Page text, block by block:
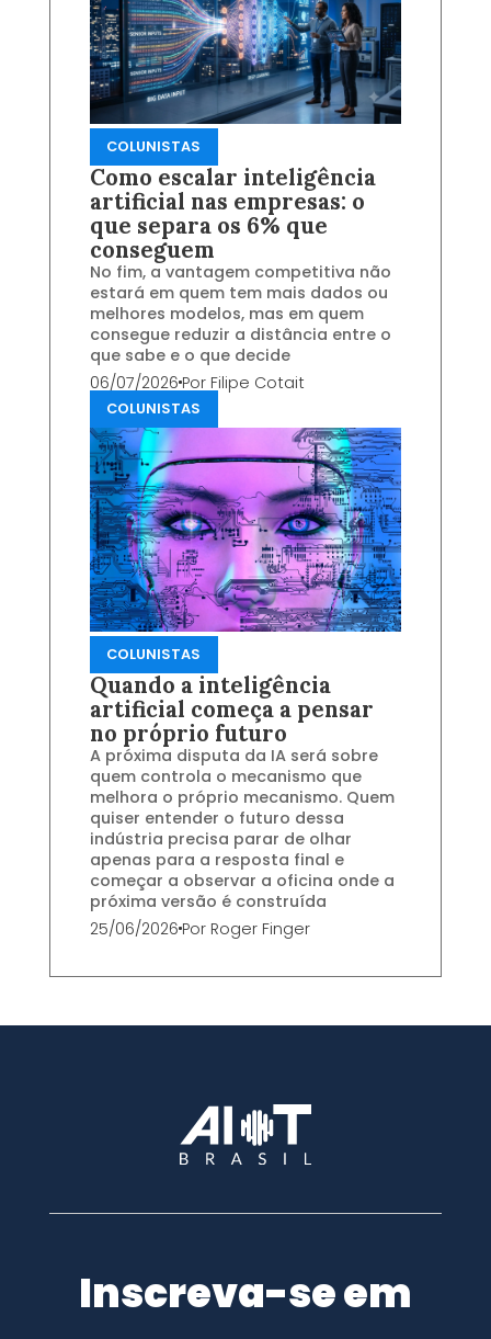
COLUNISTAS
Como escalar inteligência
artificial nas empresas: o
que separa os 6% que
conseguem
No fim, a vantagem competitiva não
estará em quem tem mais dados ou
melhores modelos, mas em quem
consegue reduzir a distância entre o
que sabe e o que decide
06/07/2026Por Filipe Cotait
COLUNISTAS
COLUNISTAS
Quando a inteligência
artificial começa a pensar
no próprio futuro
A próxima disputa da IA será sobre
quem controla o mecanismo que
melhora o próprio mecanismo. Quem
quiser entender o futuro dessa
indústria precisa parar de olhar
apenas para a resposta final e
começar a observar a oficina onde a
próxima versão é construída
25/06/2026Por Roger Finger
Inscreva-se em